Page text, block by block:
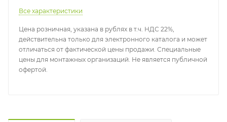
Все характеристики
Цена розничная, указана в рублях в т.ч. НДС 22%,
действительна только для электронного каталога и может
отличаться от фактической цены продажи. Специальные
цены для монтажных организаций. Не является публичной
офертой.